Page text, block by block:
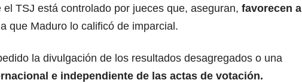
el TSJ está controlado por jueces que, aseguran, favorecen al
que Maduro lo calificó de imparcial.
la divulgación de los resultados desagregados o una
e independiente de las actas de votación.